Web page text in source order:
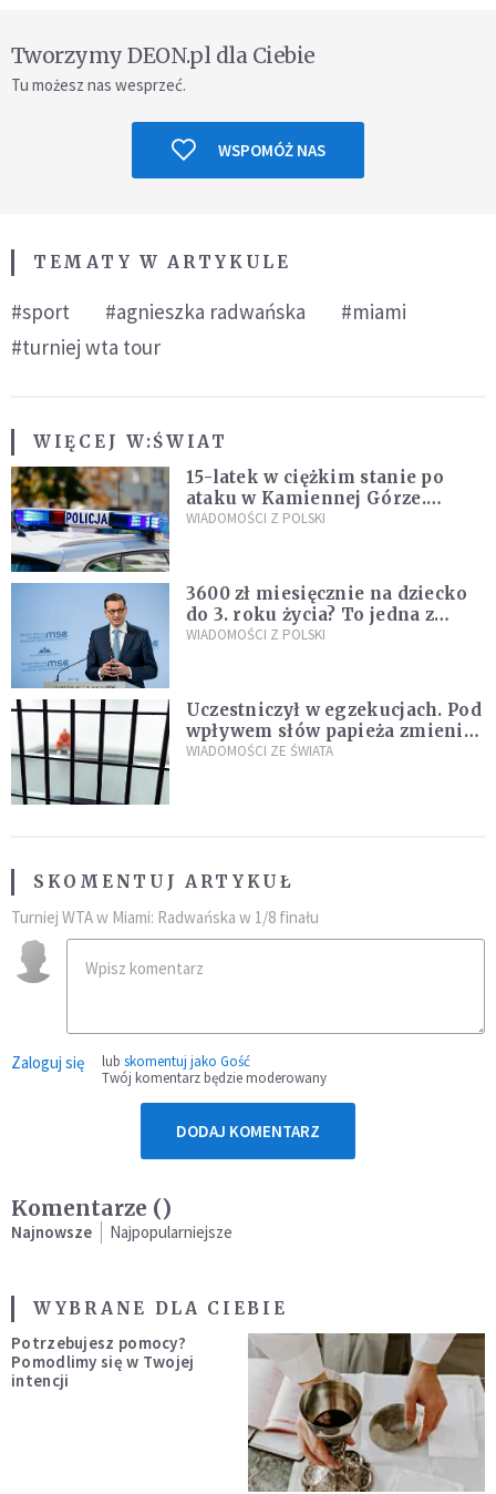
Tworzymy DEON.pl dla Ciebie
Tu możesz nas wesprzeć.
WSPOMÓŻ NAS
TEMATY W ARTYKULE
#sport #agnieszka radwańska
#miami
#turniej wta tour
WIĘCEJ W:ŚWIAT
15-latek w ciężkim stanie po
ataku w Kamiennej Górze.
Policja zatrzymała dwóch
WIADOMOŚCI Z POLSKI
3600 zł miesięcznie na dziecko
do 3. roku życia? To jedna z
propozycji programu "Rozwój
WIADOMOŚCI Z POLSKI
Uczestniczył w egzekucjach. Pod
wpływem słów papieża zmienił
zdanie
WIADOMOŚCI ZE ŚWIATA
SKOMENTUJ ARTYKUŁ
Turniej WTA w Miami: Radwańska w 1/8 finału
Zaloguj się lub skomentuj jako Gość
Twój komentarz będzie moderowany
DODAJ KOMENTARZ
Komentarze ()
Najnowsze Najpopularniejsze
WYBRANE DLA CIEBIE
Potrzebujesz pomocy?
Pomodlimy się w Twojej
intencji